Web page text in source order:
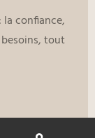
confiance,
tout